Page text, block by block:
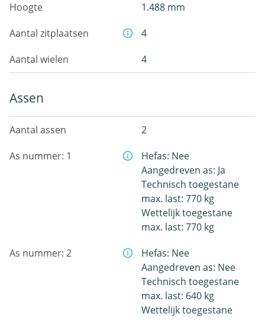
Hoogte
1.488 mm
Aantal zitplaatsen
4
Aantal wielen
4
Assen
Aantal assen
2
As nummer: 1
Hefas: Nee
Aangedreven as: Ja
Technisch toegestane
max. last: 770 kg
Wettelijk toegestane
max. last: 770 kg
As nummer: 2
Hefas: Nee
Aangedreven as: Nee
Technisch toegestane
max. last: 640 kg
Wettelijk toegestane